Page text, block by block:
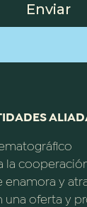
Enviar
la
enamora y
una oferta y